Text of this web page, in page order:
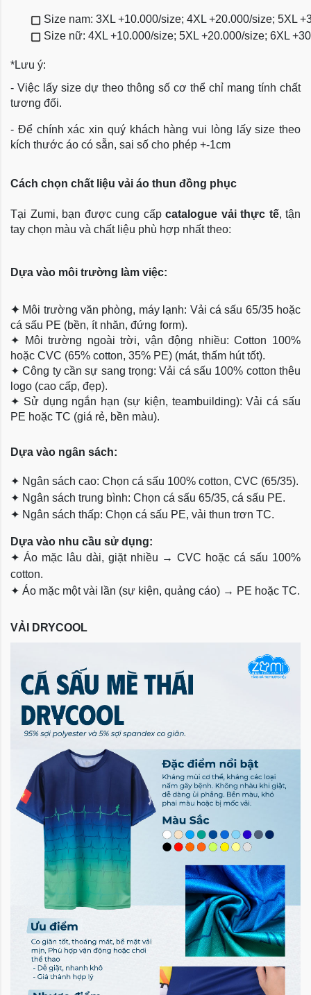
Size nam: 3XL +10.000/size; 4XL +20.000/size; 5XL
Size nữ: 4XL +10.000/size; 5XL +20.000/size; 6XL
*Lưu ý:
- Việc lấy size dự theo thông số cơ thể chỉ mang tính chất
tương đối.
- Để chính xác xin quý khách hàng vui lòng lấy size theo
kích thước áo có sẵn, sai số cho phép +-1cm
Cách chọn chất liệu vải áo thun đồng phục
Tại Zumi, bạn được cung cấp catalogue vải thực tế, tận
tay chọn màu và chất liệu phù hợp nhất theo:
Dựa vào môi trường làm việc:
✦ Môi trường văn phòng, máy lạnh: Vải cá sấu 65/35 hoặc
cá sấu PE (bền, ít nhăn, đứng form).
✦
Môi trường ngoài trời, vận động nhiều: Cotton 100%
hoặc CVC (65% cotton, 35% PE) (mát, thấm hút tốt).
✦Công ty cần sự sang trọng: Vải cá sấu 100% cotton thêu
logo (cao cấp, đẹp).
✦ Sử dụng ngắn hạn (sự kiện, teambuilding): Vải cá sấu
PE hoặc TC (giá rẻ, bền màu).
Dựa vào ngân sách:
✦ Ngân sách cao: Chọn cá sấu 100% cotton, CVC (65/35).
✦ Ngân sách trung bình: Chọn cá sấu 65/35, cá sấu PE.
✦ Ngân sách thấp: Chọn cá sấu PE, vải thun trơn TC.
Dựa vào nhu cầu sử dụng:
✦ Áo mặc lâu dài, giặt nhiều → CVC hoặc cá sấu 100%
cotton.
✦ Áo mặc một vài lần (sự kiện, quảng cáo) → PE hoặc TC.
VẢI DRYCOOL